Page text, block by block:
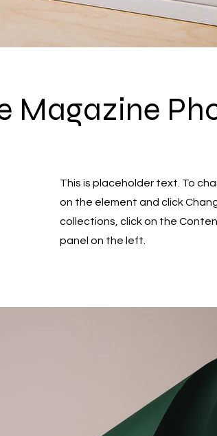
Magazine
This is placeholder text. To
on the element and click
collections, click on the
panel on the left.